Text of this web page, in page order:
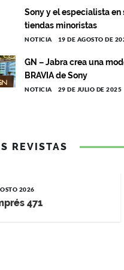
Sony y el especialista
tiendas minoristas
NOTICIA 19 DE AGOSTO DE
GN – Jabra crea una
BRAVIA de Sony
NOTICIA 29 DE JULIO DE 2025
REVISTAS
2026
471